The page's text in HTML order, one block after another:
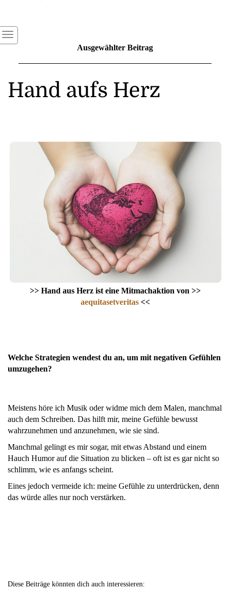
Ausgewählter Beitrag
Hand aufs Herz
>> Hand aus Herz ist eine Mitmachaktion von >>
aequitasetveritas<<
Welche Strategien wendest du an, um mit negativen Gefühlen
umzugehen?
Meistens höre ich Musik oder widme mich dem Malen, manchmal
auch dem Schreiben. Das hilft mir, meine Gefühle bewusst
wahrzunehmen und anzunehmen, wie sie sind.
Manchmal gelingt es mir sogar, mit etwas Abstand und einem
Hauch Humor auf die Situation zu blicken – oft ist es gar nicht so
schlimm, wie es anfangs scheint.
Eines jedoch vermeide ich: meine Gefühle zu unterdrücken, denn
das würde alles nur noch verstärken.
Diese Beiträge könnten dich auch interessieren: